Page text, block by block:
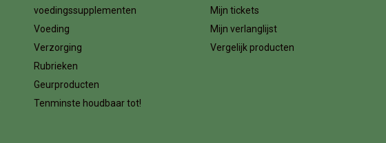
voedingssupplementen
Voeding
Verzorging
Rubrieken
Geurproducten
Tenminste houdbaar tot!
Mijn tickets
Mijn verlanglijst
Vergelijk producten